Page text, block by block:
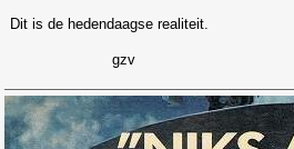
Dit is de hedendaagse realiteit.
gzv